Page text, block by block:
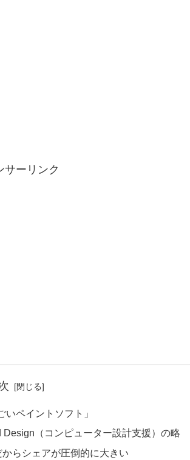
サーリンク
ペイントソフト」
（コンピューター設計支援）の略
らシェアが圧倒的に大きい